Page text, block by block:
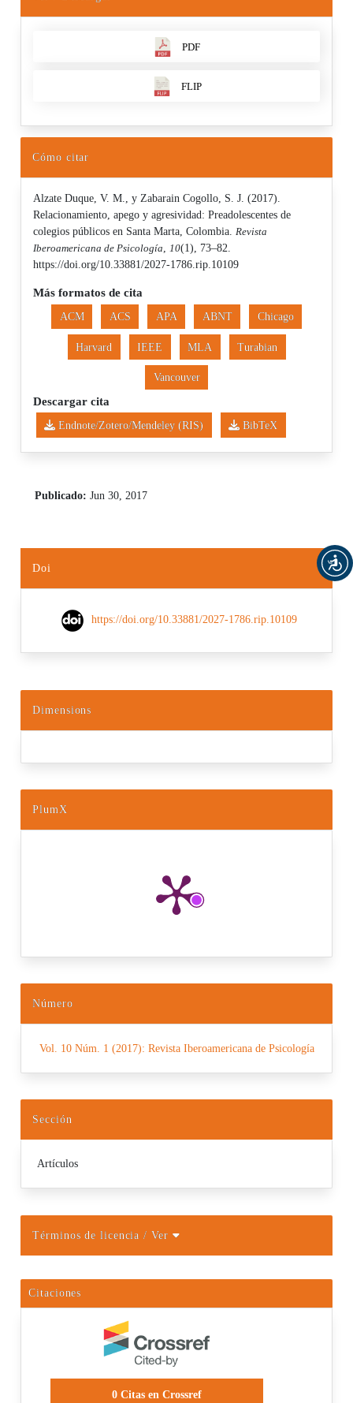
PDF
FLIP
Cómo citar
Alzate Duque, V. M., y Zabarain Cogollo, S. J. (2017).
Relacionamiento, apego y agresividad: Preadolescentes de
colegios públicos en Santa Marta, Colombia.Revista
Iberoamericana de Psicología,10(1), 73–82.
https://doi.org/10.33881/2027-1786.rip.10109
Más formatos de cita
ACM ACS APA ABNT Chicago
Harvard IEEE MLA Turabian
Vancouver
Descargar cita
Endnote/Zotero/Mendeley (RIS) BibTeX
Publicado: Jun 30, 2017
Doi
https://doi.org/10.33881/2027-1786.rip.10109
Dimensions
PlumX
Número
Vol. 10 Núm. 1 (2017): Revista Iberoamericana de Psicología
Sección
Artículos
Términos de licencia/ Ver
Citaciones
0Citas en Crossref